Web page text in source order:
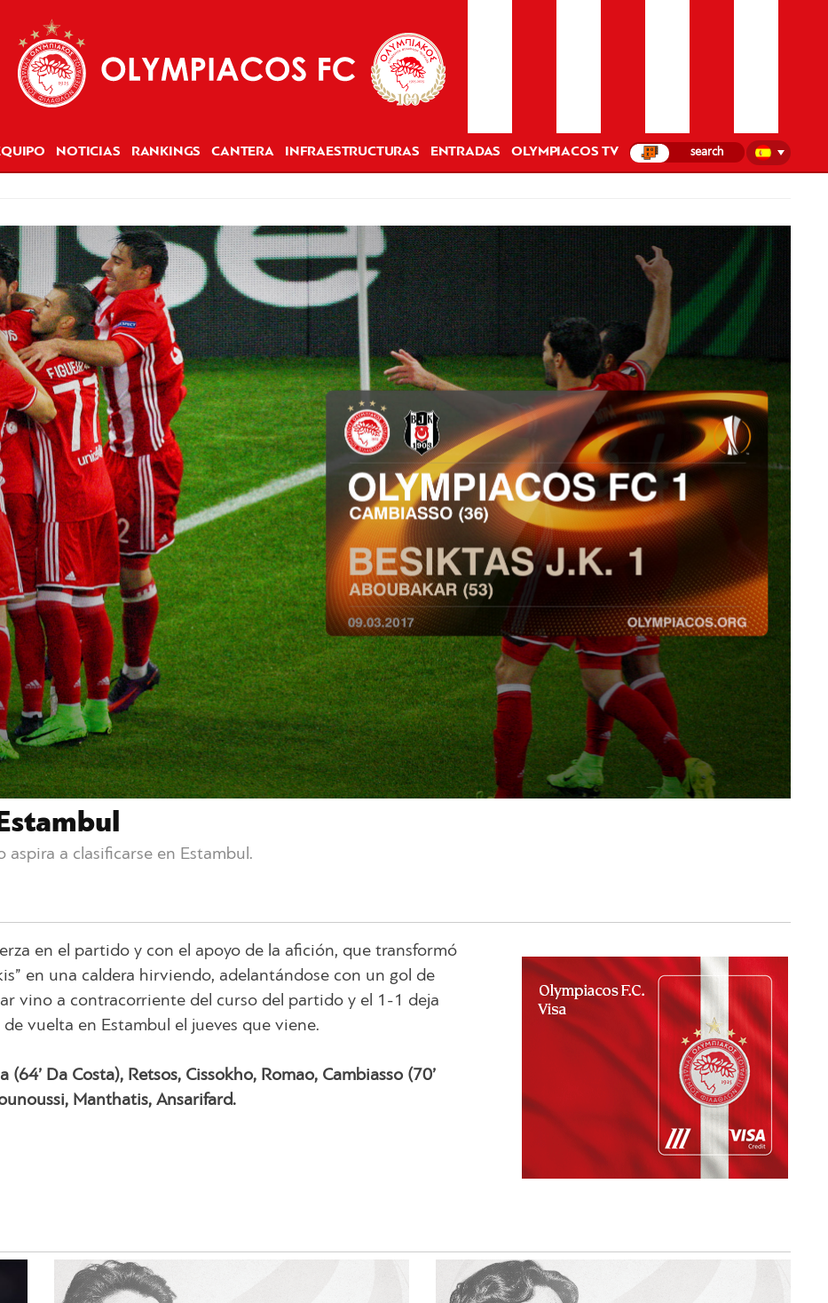
NOTICIAS RANKINGS CANTERA INFRAESTRUCTURAS ENTRADAS OLYMPIACOS TV
a clasificarse en Estambul.
en el partido y con el apoyo de la afición, que transformó
en una caldera hirviendo, adelantándose con un gol de
vino a contracorriente del curso del partido y el 1-1 deja
vuelta en Estambul el jueves que viene.
(64’ Da Costa), Retsos, Cissokho, Romao, Cambiasso (70’
Manthatis, Ansarifard.